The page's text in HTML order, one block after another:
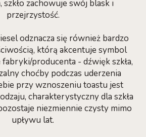
szkło zachowuje swój blask i
przejrzystość.
odznacza się również bardzo
którą akcentuje symbol
producenta - dźwięk szkła,
choćby podczas uderzenia
przy wznoszeniu toastu jest
charakterystyczny dla szkła
niezmiennie czysty mimo
upływu lat.